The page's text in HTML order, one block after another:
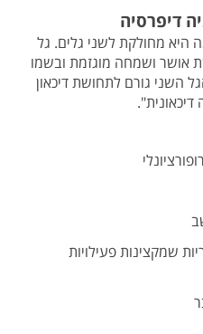
דיפרסיה
היא מחולקת לשני גלים. גל
אושר ושמחה מוגזמת ובשמו
השני גורם לתחושת דיכאון
דיכאונית".
שמקצינות פעילויות